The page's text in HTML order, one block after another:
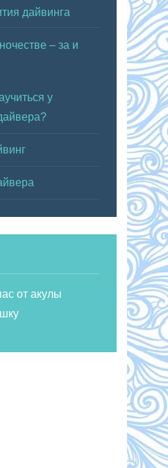
дайвинга
– за и
у
от акулы